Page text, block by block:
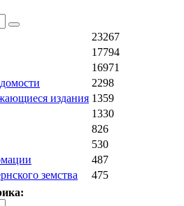
23267
17794
16971
2298
издания 1359
1330
826
530
487
земства
475